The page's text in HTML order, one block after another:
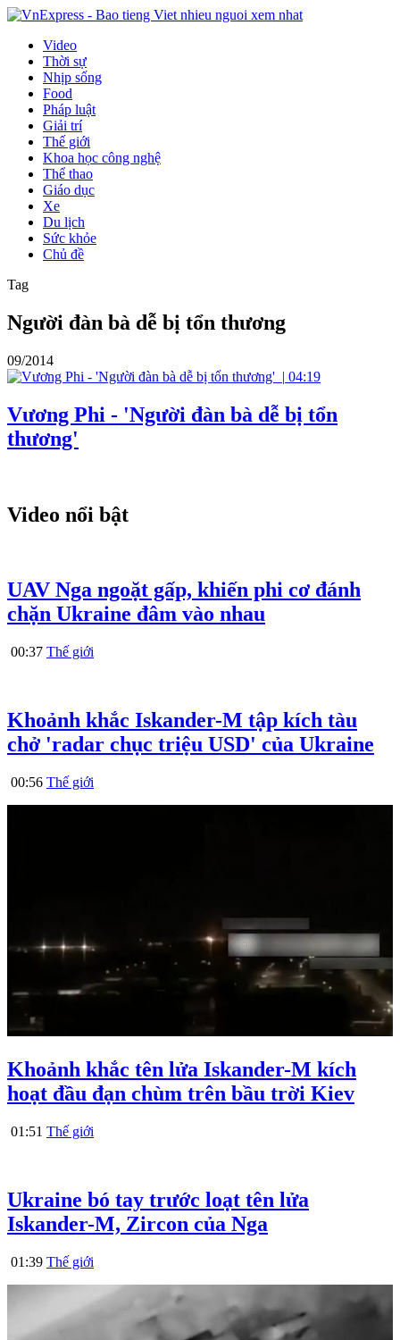
Video
Thời sự
Nhịp sống
Food
Pháp luật
Giải trí
Thế giới
Khoa học công nghệ
Thể thao
Giáo dục
Xe
Du lịch
Sức khỏe
Chủ đề
Tag
Người đàn bà dễ bị tổn thương
09/2014
| 04:19
Vương Phi - 'Người đàn bà dễ bị tổn
thương'
Video nổi bật
UAV Nga ngoặt gấp, khiến phi cơ đánh
chặn Ukraine đâm vào nhau
00:37 Thế giới
Khoảnh khắc Iskander-M tập kích tàu
chở 'radar chục triệu USD' của Ukraine
00:56 Thế giới
Khoảnh khắc tên lửa Iskander-M kích
hoạt đầu đạn chùm trên bầu trời Kiev
01:51 Thế giới
Ukraine bó tay trước loạt tên lửa
Iskander-M, Zircon của Nga
01:39 Thế giới